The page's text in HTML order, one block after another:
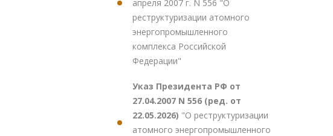
апреля 2007 г. N 556 "О
реструктуризации атомного
энергопромышленного
комплекса Российской
Федерации"
Указ Президента РФ от
27.04.2007 N 556 (ред. от
22.05.2026) "О реструктуризации
атомного энергопромышленного